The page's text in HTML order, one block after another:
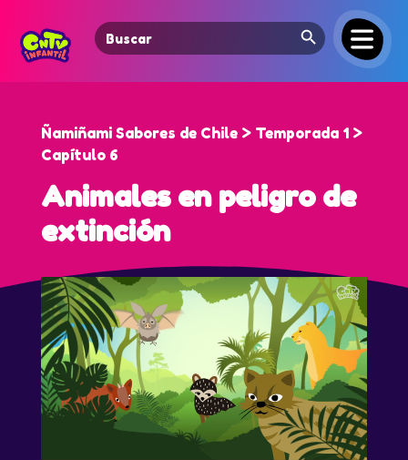
Search
for:
Search Button
Ñamiñami Sabores de Chile > Temporada 1 >
Capítulo 6
Animales en peligro de
extinción